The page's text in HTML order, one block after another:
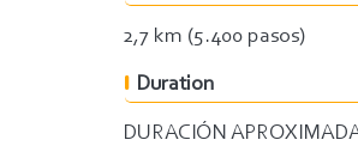
2,7 km (5.400 pasos)
Duration
DURACIÓN